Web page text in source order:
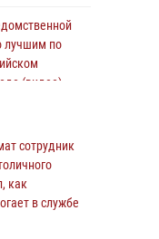
лучшим по
(видео)
троих
в баре
сотрудник
как
в службе